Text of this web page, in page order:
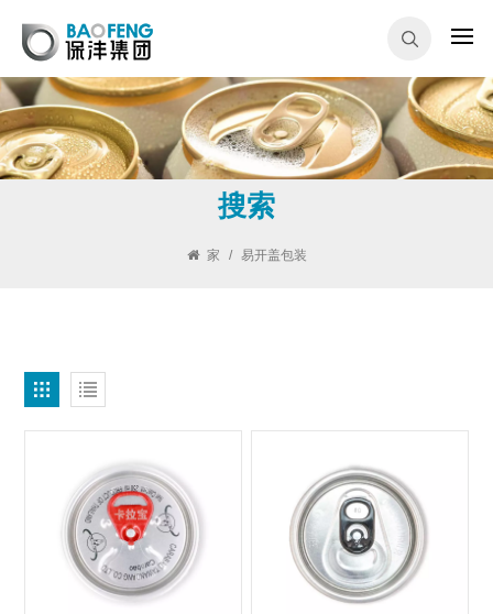
搜索
家 / 易开盖包装